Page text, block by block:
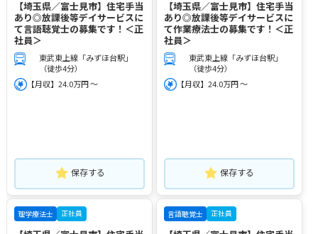
【埼玉県／富士見市】住宅手当
あり◎放課後等デイサービスに
て言語聴覚士の募集です！＜正
社員＞
東武東上線「みずほ台駅」
（徒歩4分）
【月収】24.0万円 ～
保存する
【埼玉県／富士見市】住宅手当
あり◎放課後等デイサービスに
て作業療法士の募集です！＜正
社員＞
東武東上線「みずほ台駅」
（徒歩4分）
【月収】24.0万円 ～
保存する
理学療法士 正社員 言語聴覚士 正社員